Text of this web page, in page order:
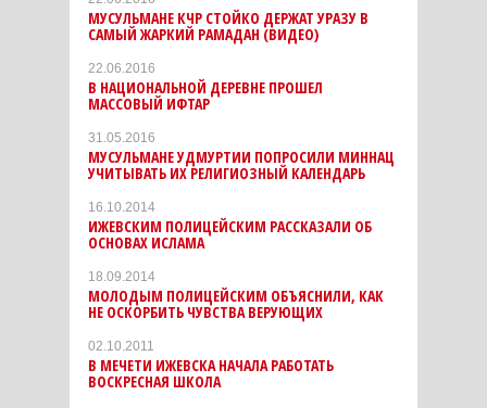
МУСУЛЬМАНЕ КЧР СТОЙКО ДЕРЖАТ УРАЗУ В
САМЫЙ ЖАРКИЙ РАМАДАН (ВИДЕО)
22.06.2016
В НАЦИОНАЛЬНОЙ ДЕРЕВНЕ ПРОШЕЛ
МАССОВЫЙ ИФТАР
31.05.2016
МУСУЛЬМАНЕ УДМУРТИИ ПОПРОСИЛИ МИННАЦ
УЧИТЫВАТЬ ИХ РЕЛИГИОЗНЫЙ КАЛЕНДАРЬ
16.10.2014
ИЖЕВСКИМ ПОЛИЦЕЙСКИМ РАССКАЗАЛИ ОБ
ОСНОВАХ ИСЛАМА
18.09.2014
МОЛОДЫМ ПОЛИЦЕЙСКИМ ОБЪЯСНИЛИ, КАК
НЕ ОСКОРБИТЬ ЧУВСТВА ВЕРУЮЩИХ
02.10.2011
В МЕЧЕТИ ИЖЕВСКА НАЧАЛА РАБОТАТЬ
ВОСКРЕСНАЯ ШКОЛА